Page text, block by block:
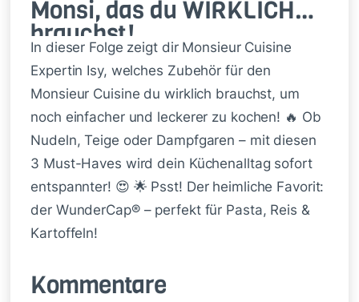
Monsi, das du WIRKLICH
brauchst!
In dieser Folge zeigt dir Monsieur Cuisine
Expertin Isy, welches Zubehör für den
Monsieur Cuisine du wirklich brauchst, um
noch einfacher und leckerer zu kochen! 🔥 Ob
Nudeln, Teige oder Dampfgaren – mit diesen
3 Must-Haves wird dein Küchenalltag sofort
entspannter! 😍 🌟 Psst! Der heimliche Favorit:
der WunderCap® – perfekt für Pasta, Reis &
Kartoffeln!
Kommentare